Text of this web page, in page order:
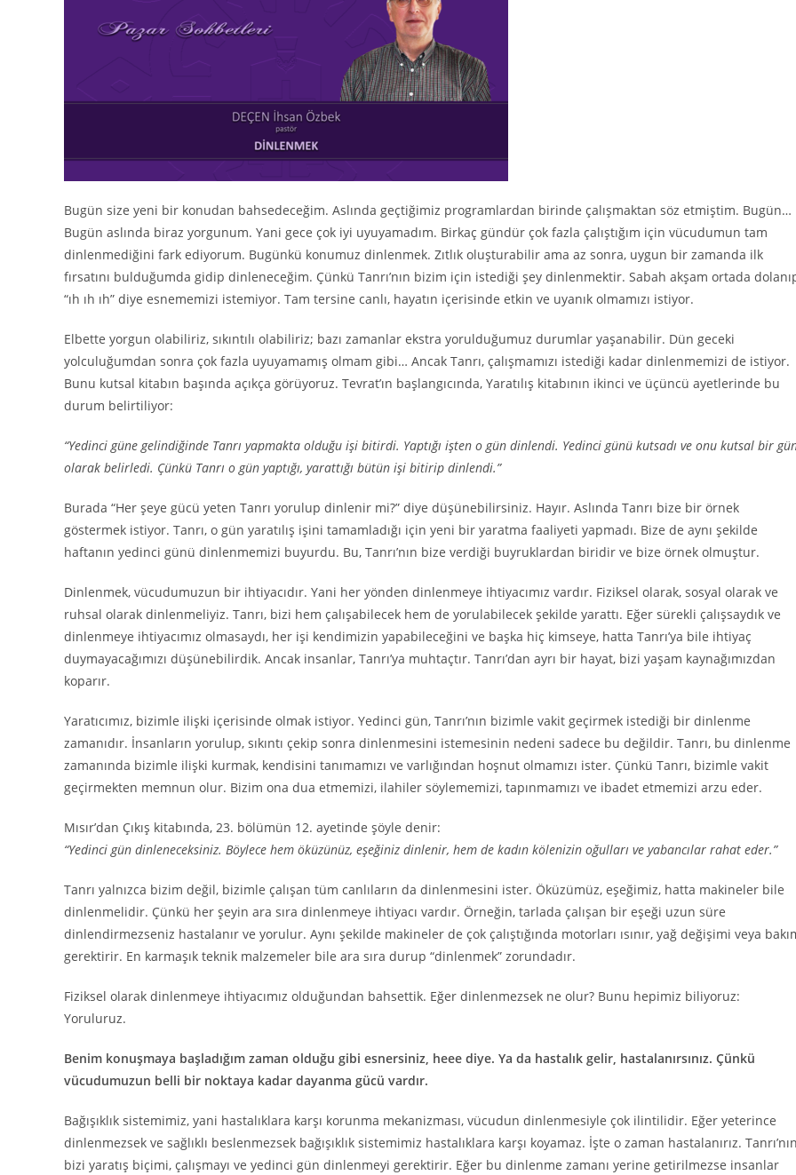
Bugün size yeni bir konudan bahsedeceğim. Aslında geçtiğimiz programlardan birinde çalışmaktan söz etmiştim. Bugün…
Bugün aslında biraz yorgunum. Yani gece çok iyi uyuyamadım. Birkaç gündür çok fazla çalıştığım için vücudumun tam
dinlenmediğini fark ediyorum. Bugünkü konumuz dinlenmek. Zıtlık oluşturabilir ama az sonra, uygun bir zamanda ilk
fırsatını bulduğumda gidip dinleneceğim. Çünkü Tanrı’nın bizim için istediği şey dinlenmektir. Sabah akşam ortada
“ıh ıh ıh” diye esnememizi istemiyor. Tam tersine canlı, hayatın içerisinde etkin ve uyanık olmamızı istiyor.
Elbette yorgun olabiliriz, sıkıntılı olabiliriz; bazı zamanlar ekstra yorulduğumuz durumlar yaşanabilir. Dün geceki
yolculuğumdan sonra çok fazla uyuyamamış olmam gibi… Ancak Tanrı, çalışmamızı istediği kadar dinlenmemizi de istiyor.
Bunu kutsal kitabın başında açıkça görüyoruz. Tevrat’ın başlangıcında, Yaratılış kitabının ikinci ve üçüncü ayetlerinde bu
durum belirtiliyor:
“Yedinci güne gelindiğinde Tanrı yapmakta olduğu işi bitirdi. Yaptığı işten o gün dinlendi. Yedinci günü kutsadı ve onu kutsal bir
olarak belirledi. Çünkü Tanrı o gün yaptığı, yarattığı bütün işi bitirip dinlendi.”
Burada “Her şeye gücü yeten Tanrı yorulup dinlenir mi?” diye düşünebilirsiniz. Hayır. Aslında Tanrı bize bir örnek
göstermek istiyor. Tanrı, o gün yaratılış işini tamamladığı için yeni bir yaratma faaliyeti yapmadı. Bize de aynı şekilde
haftanın yedinci günü dinlenmemizi buyurdu. Bu, Tanrı’nın bize verdiği buyruklardan biridir ve bize örnek olmuştur.
Dinlenmek, vücudumuzun bir ihtiyacıdır. Yani her yönden dinlenmeye ihtiyacımız vardır. Fiziksel olarak, sosyal olarak ve
ruhsal olarak dinlenmeliyiz. Tanrı, bizi hem çalışabilecek hem de yorulabilecek şekilde yarattı. Eğer sürekli çalışsaydık ve
dinlenmeye ihtiyacımız olmasaydı, her işi kendimizin yapabileceğini ve başka hiç kimseye, hatta Tanrı’ya bile ihtiyaç
duymayacağımızı düşünebilirdik. Ancak insanlar, Tanrı’ya muhtaçtır. Tanrı’dan ayrı bir hayat, bizi yaşam kaynağımızdan
koparır.
Yaratıcımız, bizimle ilişki içerisinde olmak istiyor. Yedinci gün, Tanrı’nın bizimle vakit geçirmek istediği bir dinlenme
zamanıdır. İnsanların yorulup, sıkıntı çekip sonra dinlenmesini istemesinin nedeni sadece bu değildir. Tanrı, bu dinlenme
zamanında bizimle ilişki kurmak, kendisini tanımamızı ve varlığından hoşnut olmamızı ister. Çünkü Tanrı, bizimle vakit
geçirmekten memnun olur. Bizim ona dua etmemizi, ilahiler söylememizi, tapınmamızı ve ibadet etmemizi arzu eder.
Mısır’dan Çıkış kitabında, 23. bölümün 12. ayetinde şöyle denir:
“Yedinci gün dinleneceksiniz. Böylece hem öküzünüz, eşeğiniz dinlenir, hem de kadın kölenizin oğulları ve yabancılar rahat eder.”
Tanrı yalnızca bizim değil, bizimle çalışan tüm canlıların da dinlenmesini ister. Öküzümüz, eşeğimiz, hatta makineler bile
dinlenmelidir. Çünkü her şeyin ara sıra dinlenmeye ihtiyacı vardır. Örneğin, tarlada çalışan bir eşeği uzun süre
dinlendirmezseniz hastalanır ve yorulur. Aynı şekilde makineler de çok çalıştığında motorları ısınır, yağ değişimi veya
gerektirir. En karmaşık teknik malzemeler bile ara sıra durup “dinlenmek” zorundadır.
Fiziksel olarak dinlenmeye ihtiyacımız olduğundan bahsettik. Eğer dinlenmezsek ne olur? Bunu hepimiz biliyoruz:
Yoruluruz.
Benim konuşmaya başladığım zaman olduğu gibi esnersiniz, heee diye. Ya da hastalık gelir, hastalanırsınız. Çünkü
vücudumuzun belli bir noktaya kadar dayanma gücü vardır.
Bağışıklık sistemimiz, yani hastalıklara karşı korunma mekanizması, vücudun dinlenmesiyle çok ilintilidir. Eğer yeterince
dinlenmezsek ve sağlıklı beslenmezsek bağışıklık sistemimiz hastalıklara karşı koyamaz. İşte o zaman hastalanırız.
bizi yaratış biçimi, çalışmayı ve yedinci gün dinlenmeyi gerektirir. Eğer bu dinlenme zamanı yerine getirilmezse insanlar